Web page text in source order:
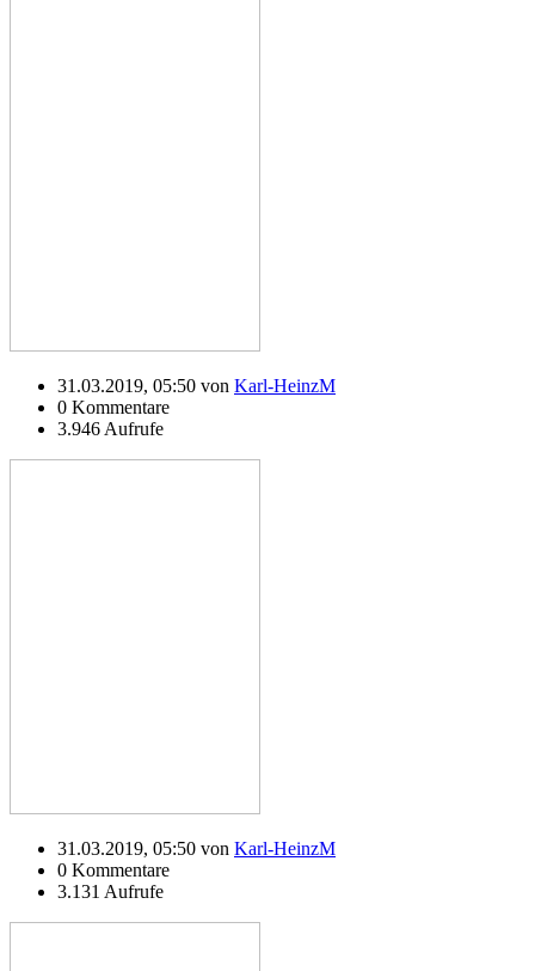
31.03.2019, 05:50 von Karl-HeinzM
0 Kommentare
3.946 Aufrufe
31.03.2019, 05:50 von Karl-HeinzM
0 Kommentare
3.131 Aufrufe